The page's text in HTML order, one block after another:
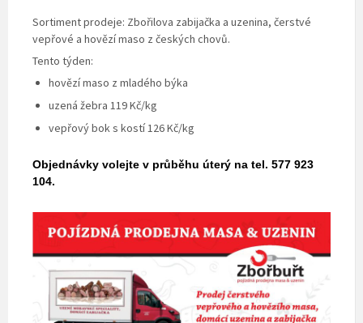
Sortiment prodeje: Zbořilova zabijačka a uzenina, čerstvé
vepřové a hovězí maso z českých chovů.
Tento týden:
hovězí maso z mladého býka
uzená žebra 119 Kč/kg
vepřový bok s kostí 126 Kč/kg
Objednávky volejte v průběhu úterý na tel. 577 923
104.